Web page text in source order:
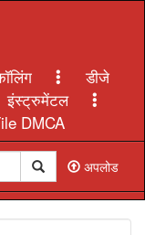
डीजे
इंस्ट्रुमेंटल
DMCA
अपलोड